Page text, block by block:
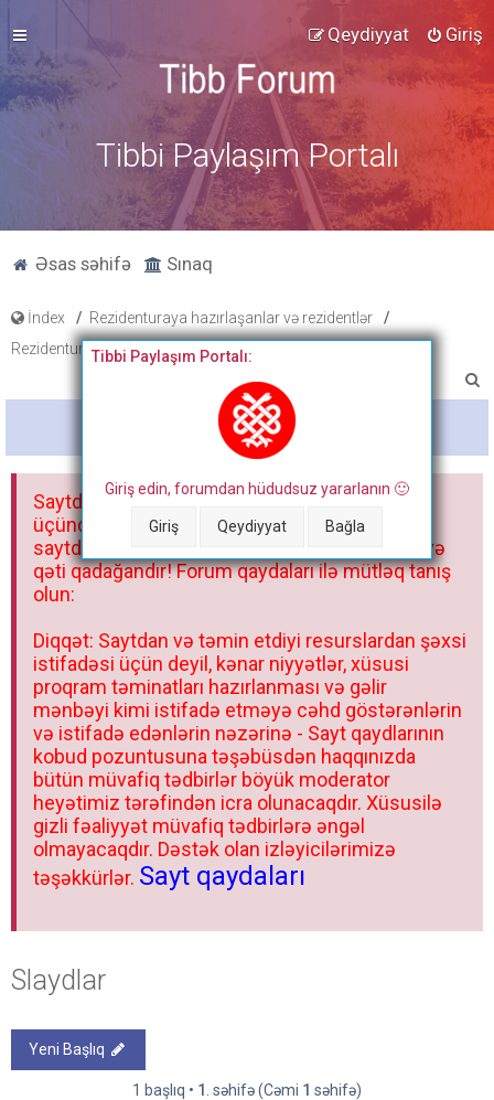
Giriş
Qeydiyyat
Tibbi Paylaşım Portalı
Əsas səhifə Sınaq
İndex
Rezidenturaya hazırlaşanlar və rezidentlər
Rezidentura hazırlıq materialları
a
Bitdi
Tibbi Paylaşım Portalı:
Giriş edin, forumdan hüdudsuz yararlanın 🙂
Giriş Qeydiyyat Bağla
Saytdakı materiallar yalnız fərdi istifadəniz
üçündür. Materialları istisnasız heç bir qrupda,
saytda və sosial şəbəkədə paylaşmaq olmaz və
qəti qadağandır! Forum qaydaları ilə mütləq tanış
olun:
Diqqət: Saytdan və təmin etdiyi resurslardan şəxsi
istifadəsi üçün deyil, kənar niyyətlər, xüsusi
proqram təminatları hazırlanması və gəlir
mənbəyi kimi istifadə etməyə cəhd göstərənlərin
və istifadə edənlərin nəzərinə - Sayt qaydlarının
kobud pozuntusuna təşəbüsdən haqqınızda
bütün müvafiq tədbirlər böyük moderator
heyətimiz tərəfindən icra olunacaqdır. Xüsusilə
gizli fəaliyyət müvafiq tədbirlərə əngəl
olmayacaqdır. Dəstək olan izləyicilərimizə
təşəkkürlər. Sayt qaydaları
Slaydlar
Yeni Başlıq
1 başlıq • 1 . səhifə (Cəmi 1 səhifə)